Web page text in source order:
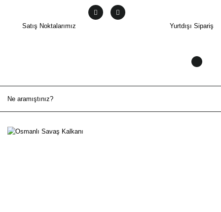
Satış Noktalarımız Yurtdışı Sipariş